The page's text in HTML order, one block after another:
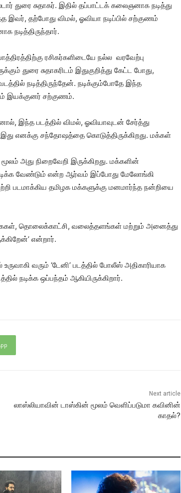
துரை சுதாகர். இதில் தப்பாட்டக் கலைஞனாக நடித்து
இவர், தற்போது விமல், ஓவியா நடிப்பில் சற்குணம்
நடித்திருந்தார்.
ரசிகர்களிடையே நல்ல வரவேற்பு
துரை சுதாகரிடம் இதுகுறித்து கேட்ட போது,
நடித்திருந்தேன். நடிக்கும்போதே இந்த
இயக்குனர் சற்குணம்.
இந்த படத்தில் விமல், ஓவியாவுடன் சேர்த்து
இது எனக்கு சந்தோஷத்தை கொடுத்திருக்கிறது. மக்கள்
அது நிறைவேறி இருக்கிறது. மக்களின்
வேண்டும் என்ற ஆர்வம் இப்போது மேலோங்கி
படமாக்கிய தமிழக மக்களுக்கு மனமார்ந்த நன்றியை
தொலைக்காட்சி, வலைத்தளங்கள் மற்றும் அனைத்து
என்றார்.
உருவாகி வரும் ‘டேனி’ படத்தில் போலீஸ் அதிகாரியாக
நடிக்க ஒப்பந்தம் ஆகியிருக்கிறார்.
Next article
லாஸ்லியாவின் டாஸ்கின் மூலம் வெளிப்படுமா கவினின்
காதல்?